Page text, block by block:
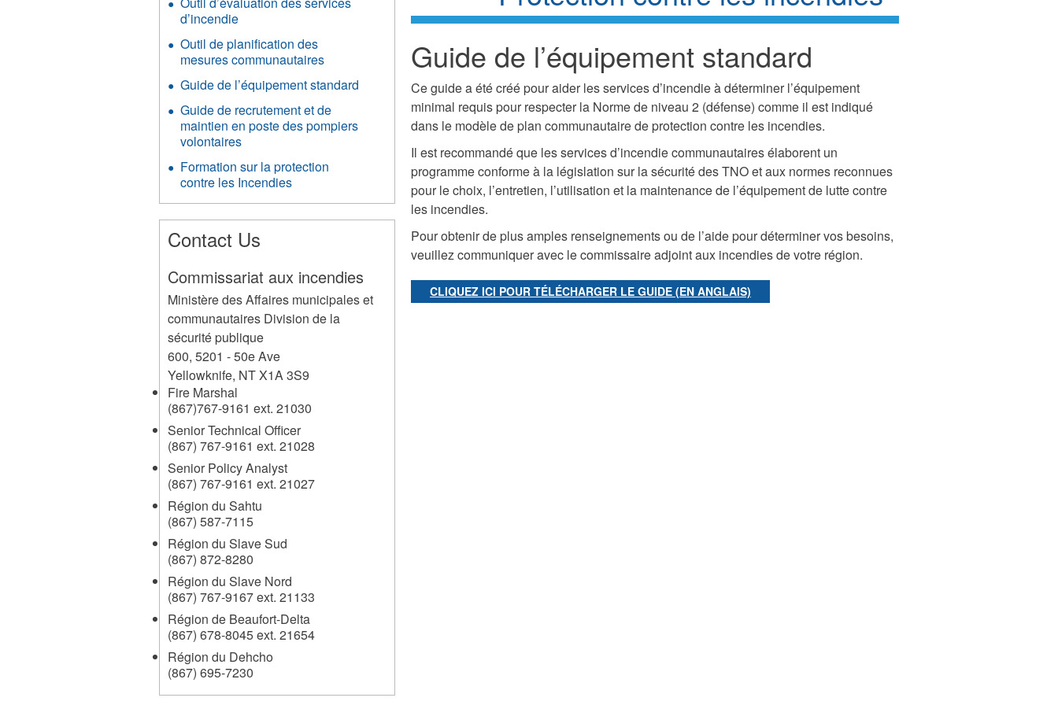
Guide de l’équipement standard
Ce guide a été créé pour aider les services d’incendie à déterminer l’équipement
minimal requis pour respecter la Norme de niveau 2 (défense) comme il est indiqué
dans le modèle de plan communautaire de protection contre les incendies.
Il est recommandé que les services d’incendie communautaires élaborent un
programme conforme à la législation sur la sécurité des TNO et aux normes reconnues
pour le choix, l’entretien, l’utilisation et la maintenance de l’équipement de lutte contre
les incendies.
Pour obtenir de plus amples renseignements ou de l’aide pour déterminer vos besoins,
veuillez communiquer avec le commissaire adjoint aux incendies de votre région.
CLIQUEZ ICI POUR TÉLÉCHARGER LE GUIDE (EN ANGLAIS)
d’incendie
Outil de planification des
mesures communautaires
Guide de l’équipement standard
Guide de recrutement et de
maintien en poste des pompiers
volontaires
Formation sur la protection
contre les Incendies
Contact Us
Commissariat aux incendies
Ministère des Affaires municipales et
communautaires Division de la
sécurité publique
600, 5201 - 50e Ave
Yellowknife, NTX1A 3S9
Fire Marshal
(867)767-9161 ext. 21030
Senior Technical Officer
(867) 767-9161 ext. 21028
Senior Policy Analyst
(867) 767-9161 ext. 21027
Région du Sahtu
(867) 587-7115
Région du Slave Sud
(867) 872-8280
Région du Slave Nord
(867) 767-9167 ext. 21133
Région de Beaufort-Delta
(867) 678-8045 ext. 21654
Région du Dehcho
(867) 695-7230